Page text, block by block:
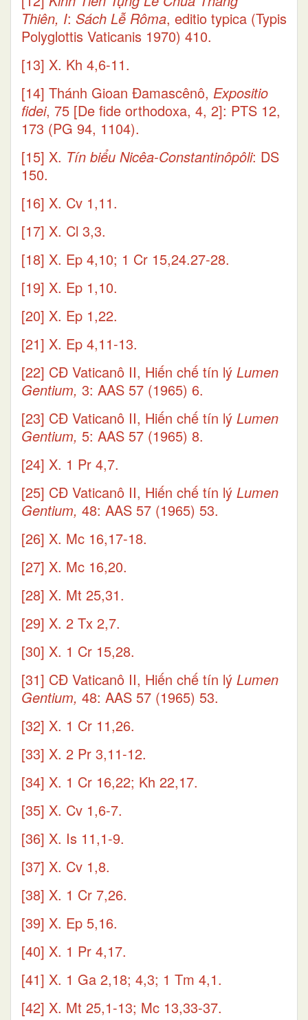
Thiên, I: Sách Lễ Rôma, editio typica (Typis
Polyglottis Vaticanis 1970) 410.
[13] X. Kh 4,6-11.
[14] Thánh Gioan Đamascênô, Expositio
fidei, 75 [De fide orthodoxa, 4, 2]: PTS 12,
173 (PG 94, 1104).
[15] X. Tín biểu Nicêa-Constantinôpôli: DS
150.
[16] X. Cv 1,11.
[17] X. Cl 3,3.
[18] X. Ep 4,10; 1 Cr 15,24.27-28.
[19] X. Ep 1,10.
[20] X. Ep 1,22.
[21] X. Ep 4,11-13.
[22] CĐ Vaticanô II, Hiến chế tín lý Lumen
Gentium, 3: AAS 57 (1965) 6.
[23] CĐ Vaticanô II, Hiến chế tín lý Lumen
Gentium, 5: AAS 57 (1965) 8.
[24] X. 1 Pr 4,7.
[25] CĐ Vaticanô II, Hiến chế tín lý Lumen
Gentium, 48: AAS 57 (1965) 53.
[26] X. Mc 16,17-18.
[27] X. Mc 16,20.
[28] X. Mt 25,31.
[29] X. 2 Tx 2,7.
[30] X. 1 Cr 15,28.
[31] CĐ Vaticanô II, Hiến chế tín lý Lumen
Gentium, 48: AAS 57 (1965) 53.
[32] X. 1 Cr 11,26.
[33] X. 2 Pr 3,11-12.
[34] X. 1 Cr 16,22; Kh 22,17.
[35] X. Cv 1,6-7.
[36] X. Is 11,1-9.
[37] X. Cv 1,8.
[38] X. 1 Cr 7,26.
[39] X. Ep 5,16.
[40] X. 1 Pr 4,17.
[41] X. 1 Ga 2,18; 4,3; 1 Tm 4,1.
[42] X. Mt 25,1-13; Mc 13,33-37.